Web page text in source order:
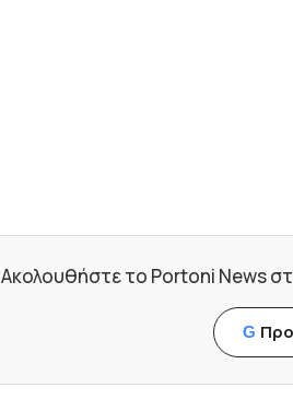
Ακολουθήστε το Portoni News
G